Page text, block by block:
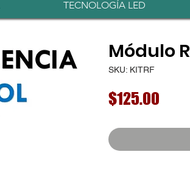
TECNOLOGÍA LED
Módulo
SKU: KITRF
$125.00